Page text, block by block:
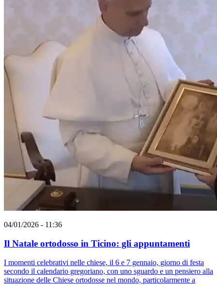
04/01/2026 - 11:36
Il Natale ortodosso in Ticino: gli appuntamenti
I momenti celebrativi nelle chiese, il 6 e 7 gennaio, giorno di festa
secondo il calendario gregoriano, con uno sguardo e un pensiero alla
situazione delle Chiese ortodosse nel mondo, particolarmente a